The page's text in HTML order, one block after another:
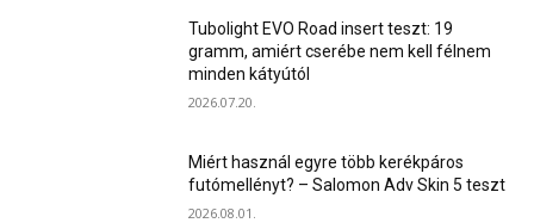
Tubolight EVO Road insert teszt: 19
gramm, amiért cserébe nem kell félnem
minden kátyútól
2026.07.20.
Miért használ egyre több kerékpáros
futómellényt? – Salomon Adv Skin 5 teszt
2026.08.01.